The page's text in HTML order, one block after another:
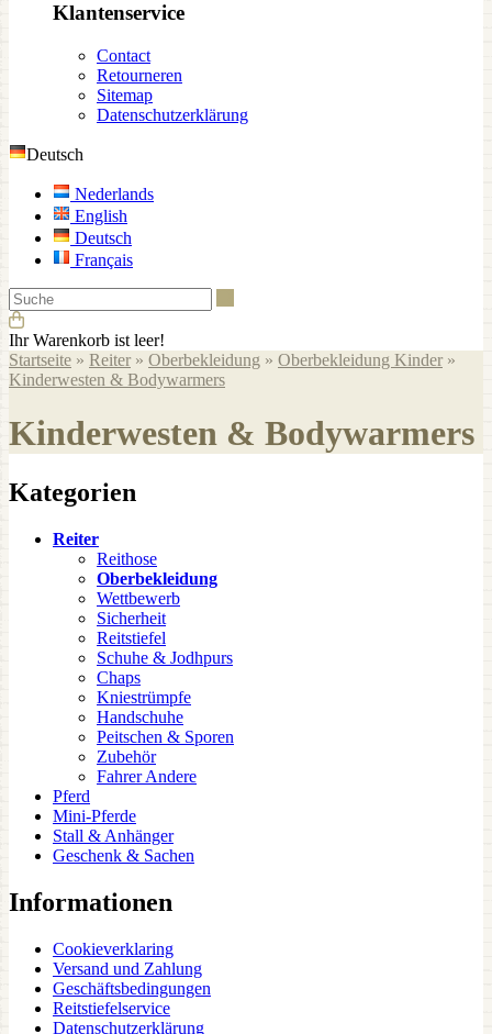
Klantenservice
Contact
Retourneren
Sitemap
Datenschutzerklärung
Deutsch
Nederlands
English
Deutsch
Français
Ihr Warenkorb ist leer!
Startseite » Reiter » Oberbekleidung » Oberbekleidung Kinder »
Kinderwesten & Bodywarmers
Kinderwesten & Bodywarmers
Kategorien
Reiter
Reithose
Oberbekleidung
Wettbewerb
Sicherheit
Reitstiefel
Schuhe & Jodhpurs
Chaps
Kniestrümpfe
Handschuhe
Peitschen & Sporen
Zubehör
Fahrer Andere
Pferd
Mini-Pferde
Stall & Anhänger
Geschenk & Sachen
Informationen
Cookieverklaring
Versand und Zahlung
Geschäftsbedingungen
Reitstiefelservice
Datenschutzerklärung